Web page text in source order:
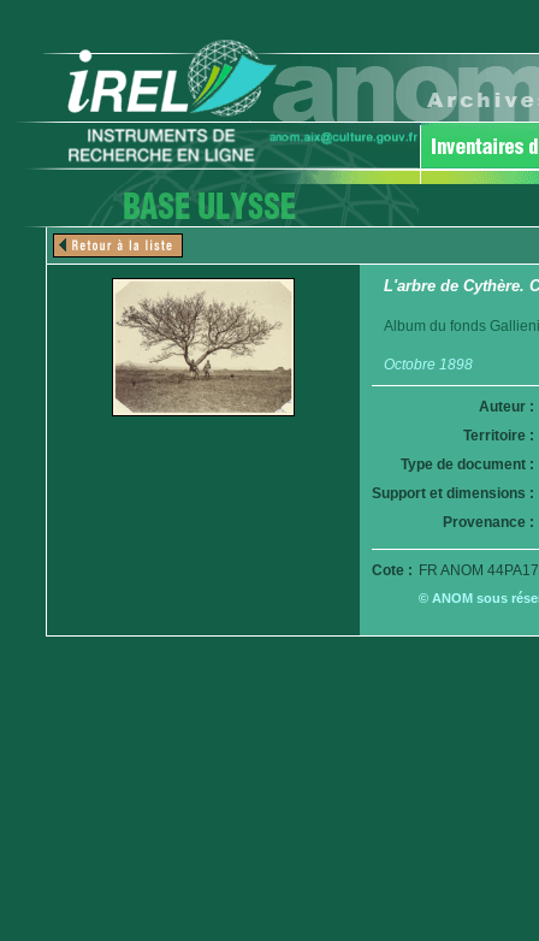
L'arbre de Cythère.
Album du fonds
Octobre 1898
Auteur :
Territoire :
Type de document :
Support et dimensions :
Provenance :
Cote : FR ANOM
© ANOM sous